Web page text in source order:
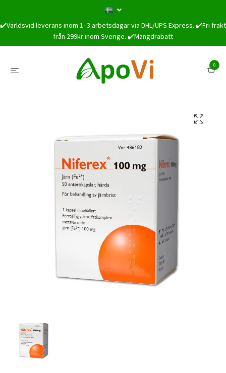
✔️Världsvid leverans inom 1–3 arbetsdagar via DHL/UPS Express. ✔️Fri frakt
från 299kr inom Sverige. ✔️Mängdrabatt
0